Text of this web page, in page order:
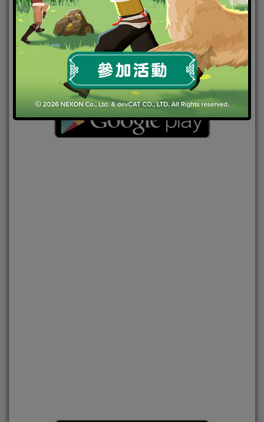
日本Wright Flyer Studios旗下本格戰略手機遊戲
《Guardian Clash / ガーディアンクラッシュ》（iOS /
Android）雙平台正式上架。
▼下載連結▼